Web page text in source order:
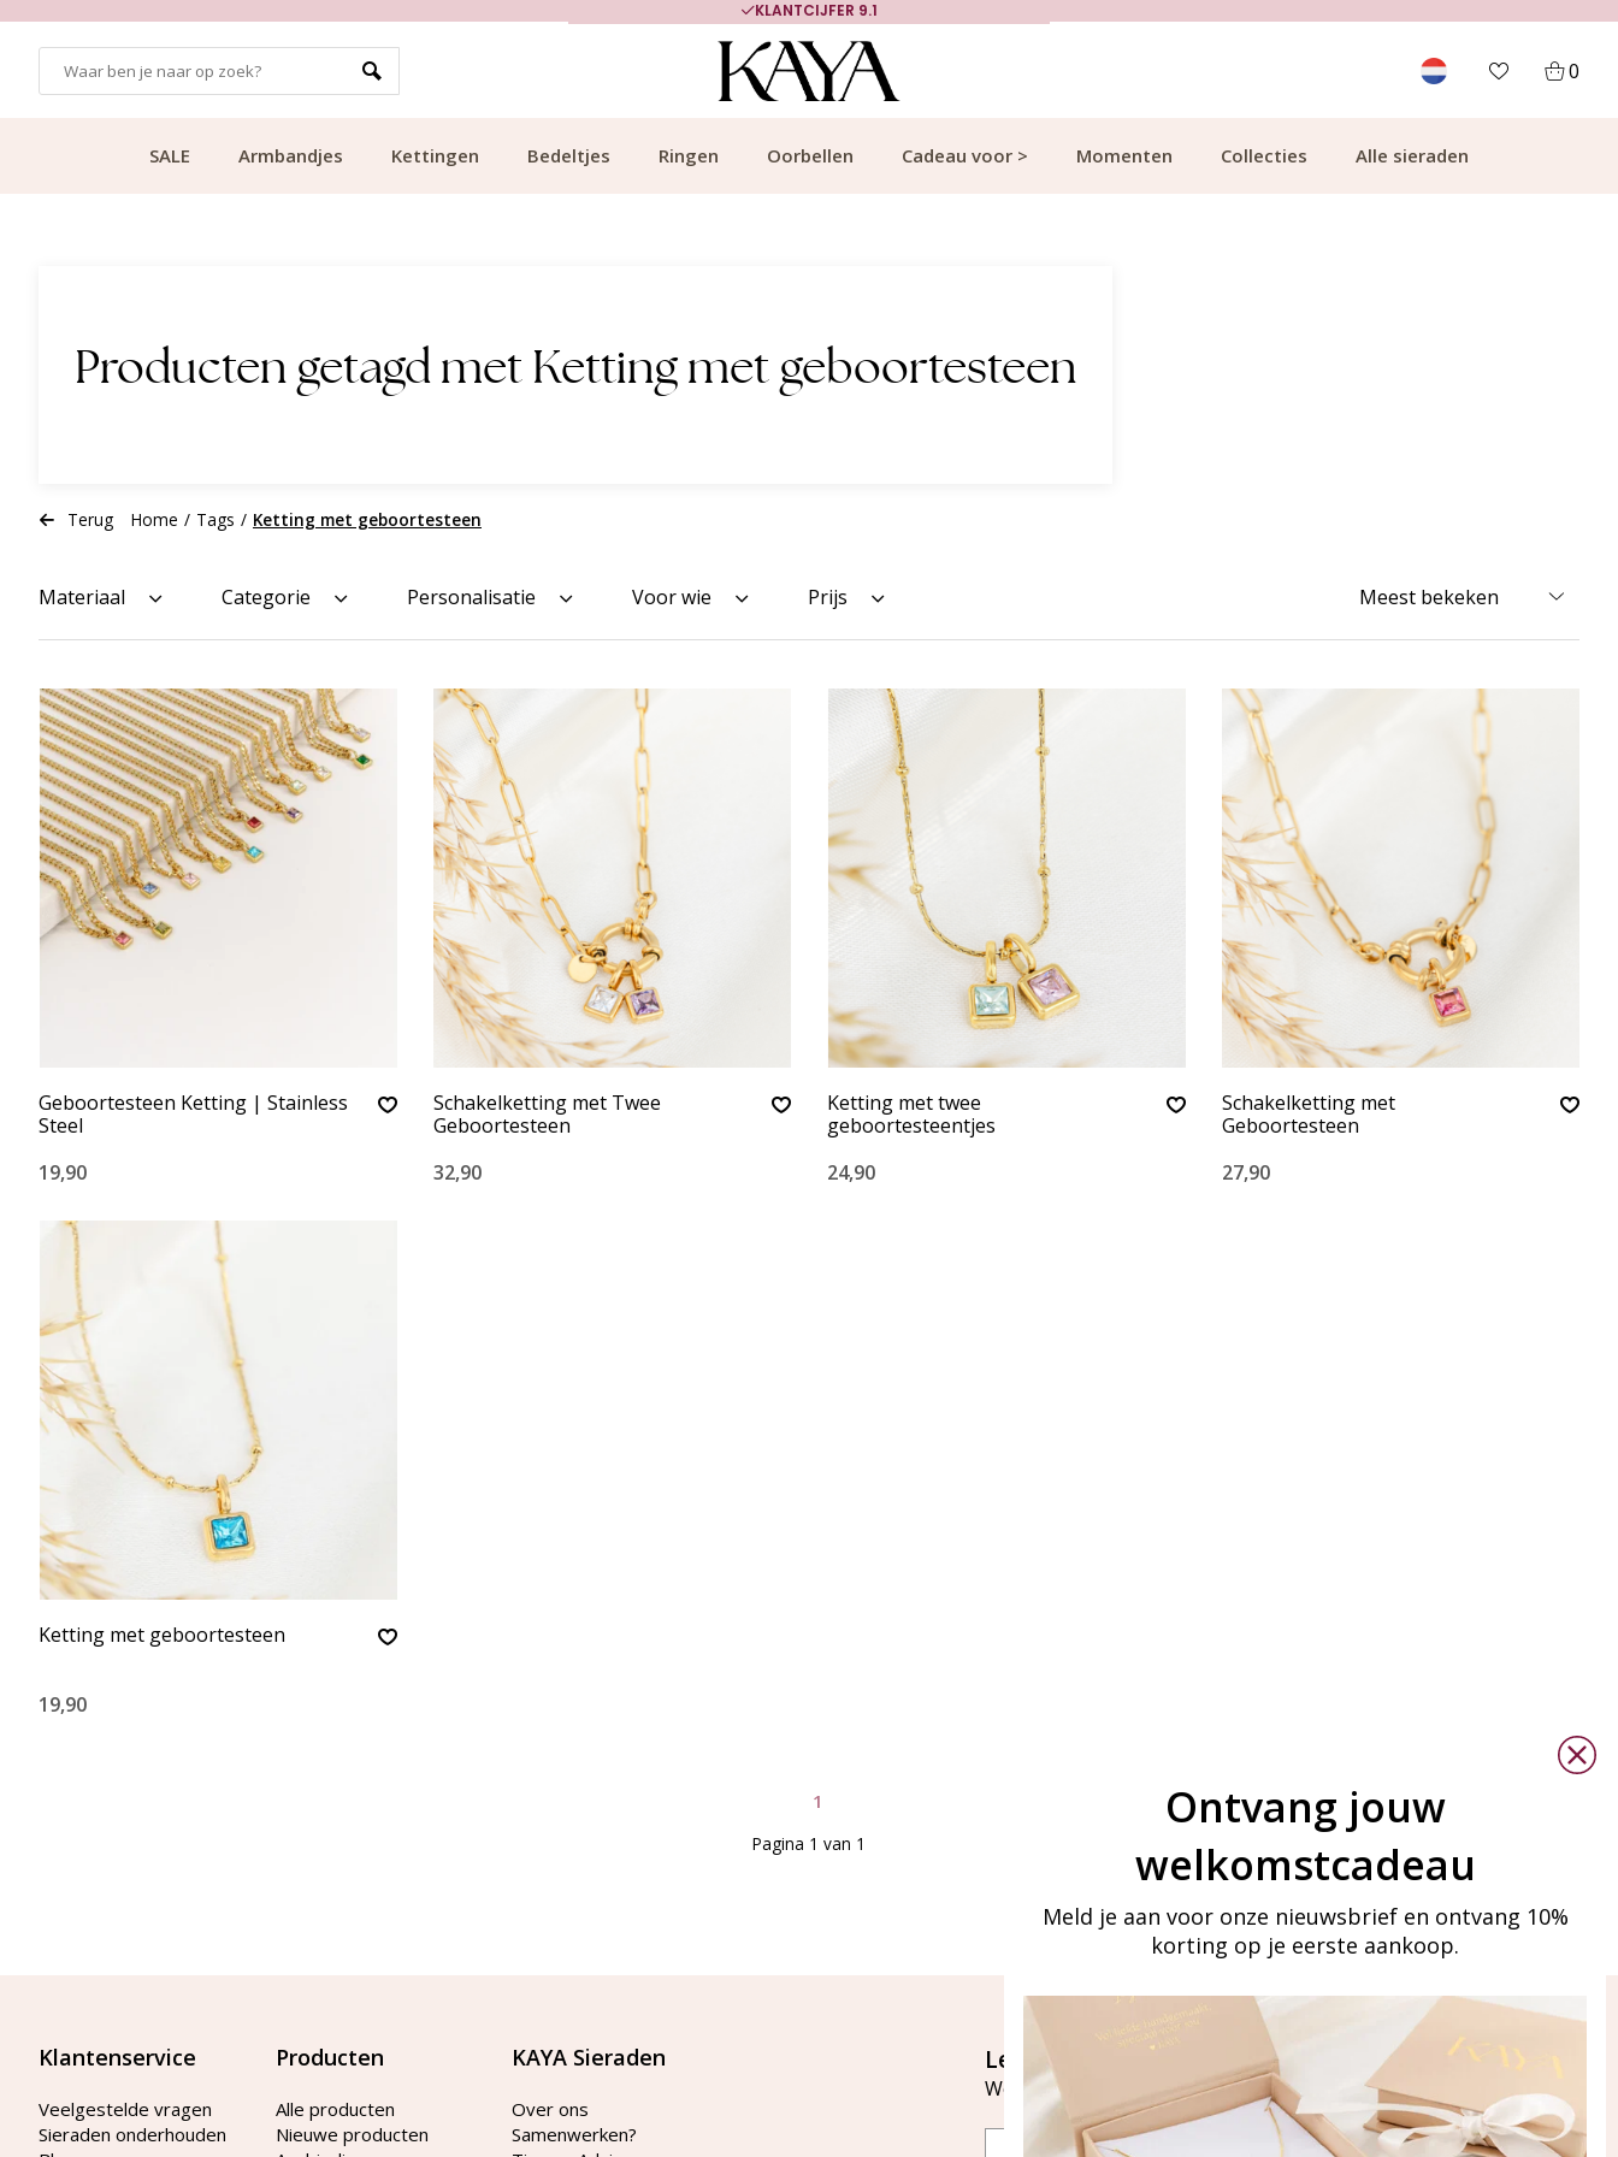
KLANTCIJFER 9.1
0
SALE Armbandjes Kettingen Bedeltjes Ringen Oorbellen Cadeau voor > Momenten Collecties Alle sieraden
Producten getagd met Ketting met geboortesteen
Terug Home / Tags / Ketting met geboortesteen
Materiaal Categorie Personalisatie Voor wie Prijs
Geboortesteen Ketting | Stainless
Steel
19,90
Schakelketting met Twee
Geboortesteen
32,90
Ketting met twee
geboortesteentjes
24,90
Schakelketting met
Geboortesteen
27,90
Ketting met geboortesteen
19,90
1
Pagina 1 van 1
Klantenservice
Veelgestelde vragen
Sieraden onderhouden
Producten
Alle producten
Nieuwe producten
KAYA Sieraden
Over ons
Samenwerken?
Let's stay in touch
Word lid van onze mailinglijst
Ontvang jouw
welkomstcadeau
Meld je aan voor onze nieuwsbrief en ontvang 10%
korting op je eerste aankoop.